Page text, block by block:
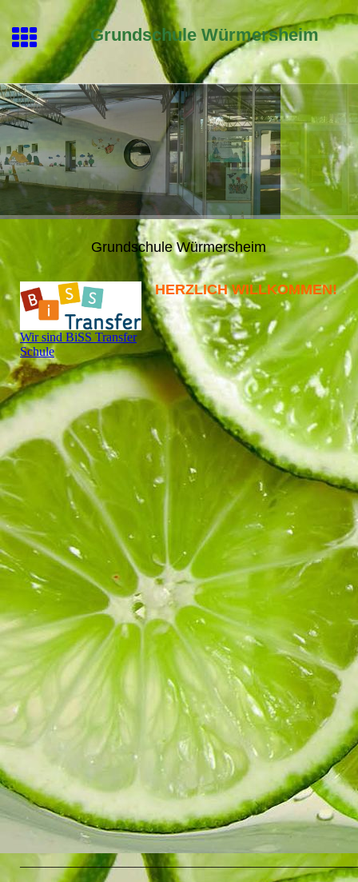
Grundschule Würmersheim
Grundschule Würmersheim
Wir sind BiSS Transfer
Schule
HERZLICH WILLKOMMEN!